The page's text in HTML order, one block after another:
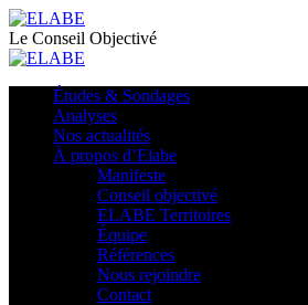
Le Conseil Objectivé
Études & Sondages
Analyses
Nos actualités
À propos d’Elabe
Manifeste
Conseil objectivé
ELABE Territoires
Équipe
Références
Nous rejoindre
Contact